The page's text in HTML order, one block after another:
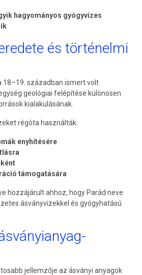
hagyományos gyógyvizes
és történelmi
18–19. században ismert volt
geológiai felépítése különösen
kialakulásának.
régóta használták:
enyhítésére
támogatására
hozzájárult ahhoz, hogy Parád neve
ásványvizekkel és gyógyhatású
jellemzője az ásványi anyagok